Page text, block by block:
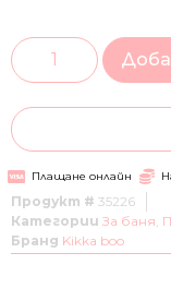
Плащане онлайн
Продукт # 35226
Категории За баня,
Бранд Kikka boo